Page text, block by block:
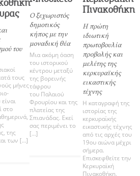
συνεργάτης μας
ΤΗΝ ΕΠΙΧΕΊΡΗΣΗ ΣΑΣ
ενημερωμένοι
για την Κέρκυρα
του
τους
μήνες
στο
της
των […]
Ο ξεχωριστός
δημοτικός
κήπος με την
μοναδική θέα
Μια ακόμη όαση
του ιστορικού
κέντρου μεταξύ
της βορεινής
τάφρου
του Παλαιού
Φρουρίου και της
πλατείας της
Σπιανάδας. Εκεί
σας περιμένει το
[…]
Πινακοθήκη
Η πρώτη
ιδιωτική
πρωτοβουλία
προβολής και
μελέτης της
κερκυραϊκής
εικαστικής
τέχνης
Η καταγραφή της
ιστορίας της
κερκυραϊκής
εικαστικής τέχνης
από τις αρχές του
19ου αιώνα μέχρι
σήμερα.
Επισκεφθείτε την
Κερκυραϊκή
Πινακοθήκη.